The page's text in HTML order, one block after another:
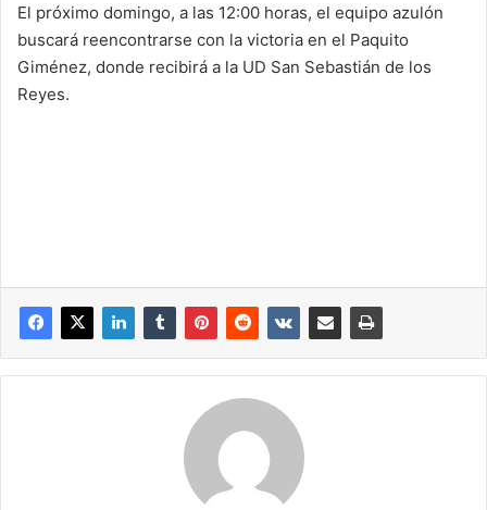
El próximo domingo, a las 12:00 horas, el equipo azulón
buscará reencontrarse con la victoria en el Paquito
Giménez, donde recibirá a la UD San Sebastián de los
Reyes.